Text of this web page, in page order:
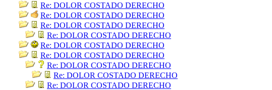
Re: DOLOR COSTADO DERECHO
Re: DOLOR COSTADO DERECHO
Re: DOLOR COSTADO DERECHO
Re: DOLOR COSTADO DERECHO
Re: DOLOR COSTADO DERECHO
Re: DOLOR COSTADO DERECHO
Re: DOLOR COSTADO DERECHO
Re: DOLOR COSTADO DERECHO
Re: DOLOR COSTADO DERECHO